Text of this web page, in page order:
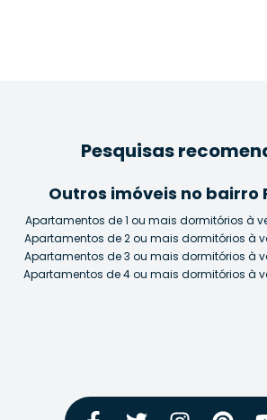
Pesquisas
Outros imóveis no bairro
Apartamentos de 1 ou mais dormitórios à
Apartamentos de 2 ou mais dormitórios à
Apartamentos de 3 ou mais dormitórios à
Apartamentos de 4 ou mais dormitórios à